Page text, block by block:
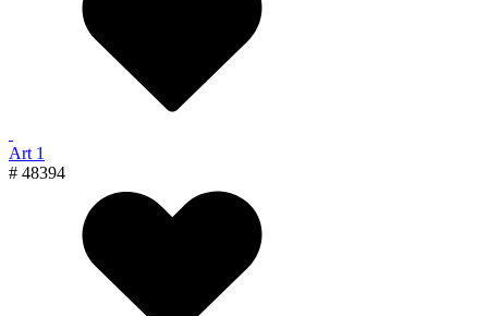
Art 1
# 48394